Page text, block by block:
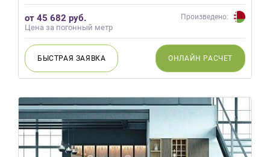
от 45 682 руб.
Цена за погонный метр
Произведено:
БЫСТРАЯ ЗАЯВКА ОНЛАЙН РАСЧЕТ